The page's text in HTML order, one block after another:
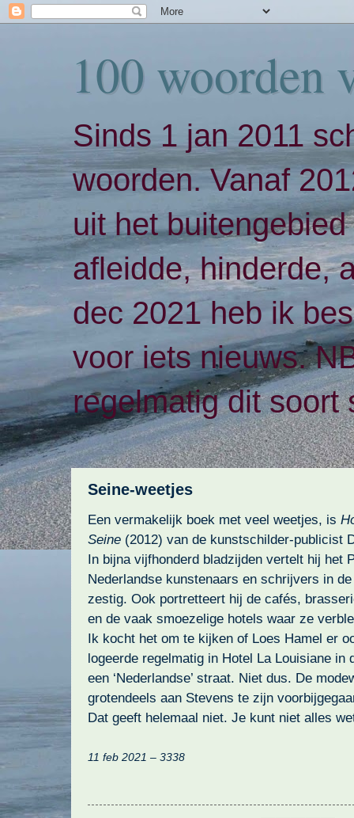
100 woorden
Sinds 1 jan 2011
woorden. Vanaf
uit het
afleidde, hinderde,
dec 2021 heb ik
voor iets nieuws.
regelmatig dit soort
Seine-weetjes
Een vermakelijk boek met veel weetjes, is
Seine (2012) van de kunstschilder-publicist
In bijna vijfhonderd bladzijden vertelt hij het
Nederlandse kunstenaars en schrijvers in
zestig. Ook portretteert hij de cafés,
en de vaak smoezelige hotels waar ze
Ik kocht het om te kijken of Loes Hamel er
logeerde regelmatig in Hotel La Louisiane in
een ‘Nederlandse’ straat. Niet dus. De
grotendeels aan Stevens te zijn
Dat geeft helemaal niet. Je kunt niet alles
11 feb 2021 – 3338